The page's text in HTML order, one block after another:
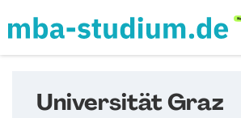
Universität Graz